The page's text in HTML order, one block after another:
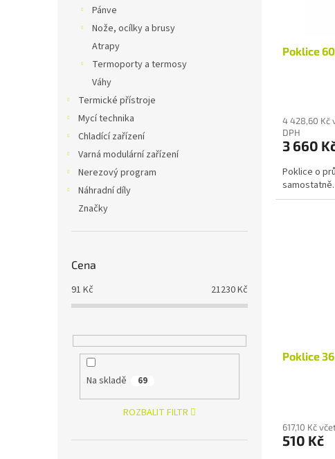
Pánve
Nože, ocílky a brusy
Atrapy
Termoporty a termosy
Váhy
Termické přístroje
Mycí technika
Chladící zařízení
Varná modulární zařízení
Nerezový program
Náhradní díly
Značky
Cena
91 Kč 21230Kč
Na skladě 69
ROZBALIT FILTR
Poklice
4 428,60 Kč
DPH
3 660
Poklice o
samostatně.
Poklice
617,10 Kč
510 Kč